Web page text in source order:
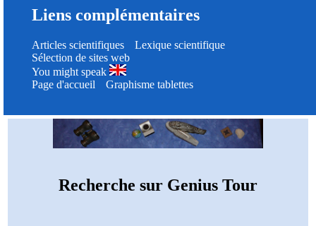
Liens complémentaires
Articles scientifiques
Lexique scientifique
Sélection de sites web
You might speak
Page d'accueil
Graphisme tablettes
Recherche sur Genius Tour